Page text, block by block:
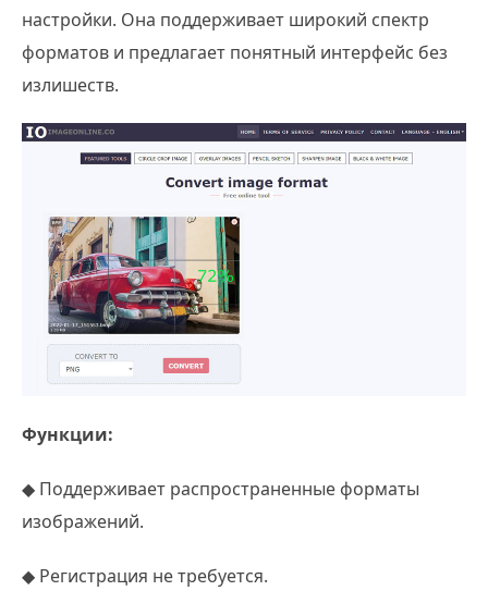
настройки. Она поддерживает широкий спектр
форматов и предлагает понятный интерфейс без
излишеств.
Функции:
◆ Поддерживает распространенные форматы
изображений.
◆ Регистрация не требуется.